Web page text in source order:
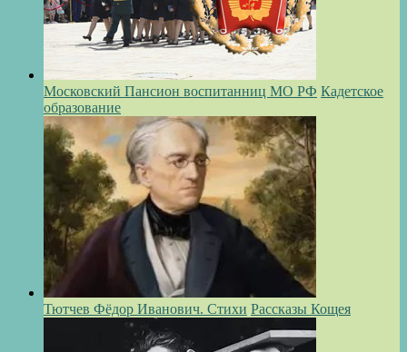
Московский Пансион воспитанниц МО РФ Кадетское
образование
Тютчев Фёдор Иванович. Стихи Рассказы Кощея